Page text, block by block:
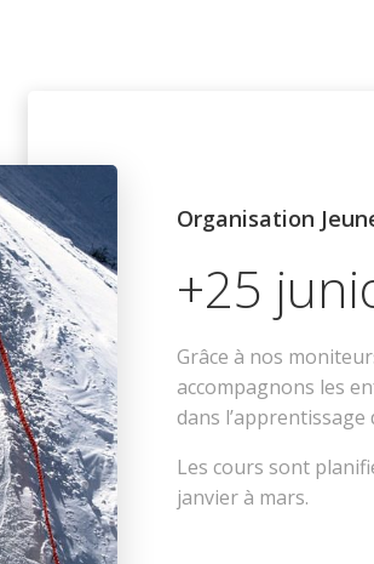
Organisation
+25
Grâce à nos
accompagnons les
dans l’apprentissage
Les cours sont
janvier à mars.